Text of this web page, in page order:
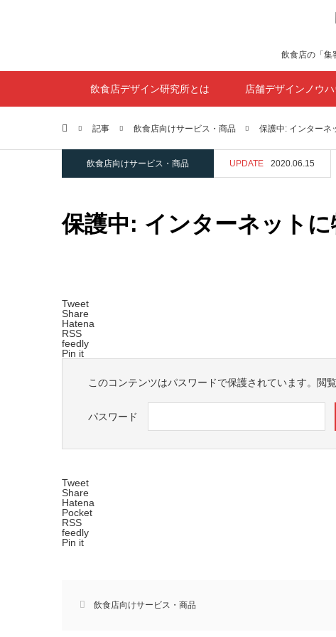
飲食店の「集
飲食店デザイン研究所とは 店舗デザインノウハ
ホーム記事 飲食店向けサービス・商品 保護中: インター
飲食店向けサービス・商品 UPDATE 2020.06.15
保護中: インターネットに
Tweet
Share
Hatena
RSS
feedly
Pin it
このコンテンツはパスワードで保護されています。閲
パスワード
Tweet
Share
Hatena
Pocket
RSS
feedly
Pin it
飲食店向けサービス・商品